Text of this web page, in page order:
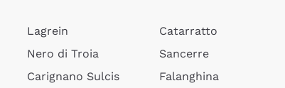
Lagrein
Nero di Troia
Carignano Sulcis
Catarratto
Sancerre
Falanghina